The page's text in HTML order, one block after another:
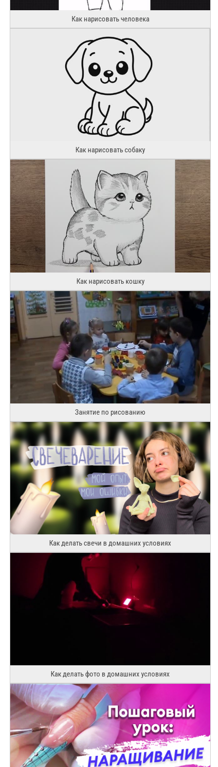
Как нарисовать человека
Как нарисовать собаку
Как нарисовать кошку
Занятие по рисованию
Как делать свечи в домашних условиях
Как делать фото в домашних условиях